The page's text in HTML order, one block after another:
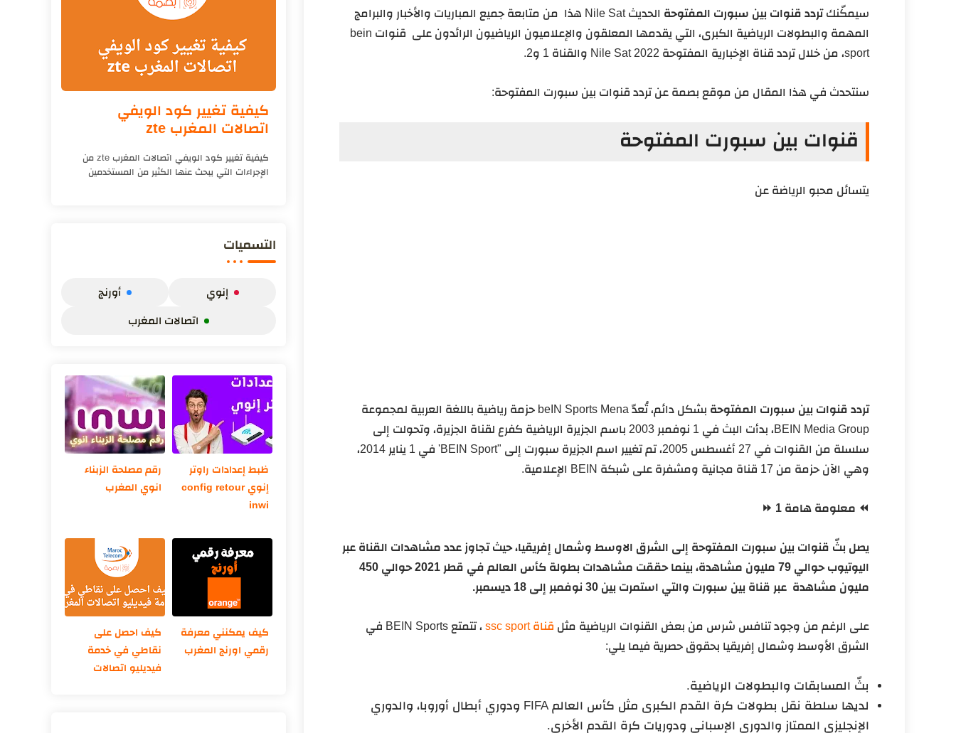
شراء الحقوق من قنوات بين الرياضية
مؤسس قنوات بين سبورت المفتوحة
نهاية المقال
سيمكّنكتردد قنوات بين سبورت المفتوحة
الحديث Nile Sat هذا من متابعة جميع المباريات والأخبار والبرامج
المهمة والبطولات الرياضية الكبرى، التي يقدمها المعلقون والإعلاميون الرياضيون الرائدون على قنوات bein
sport، من خلال تردد قناة الإخبارية المفتوحة 2022 Nile Sat والقناة 1 و2.
سنتحدث في هذا المقال من موقع بصمة عن تردد قنوات بين سبورت المفتوحة:
قنوات بين سبورت المفتوحة
يتسائل محبو الرياضة عن
تردد قنوات بين سبورت المفتوحة بشكل دائم، تُعدّ
beIN Sports Mena حزمة رياضية باللغة العربية لمجموعة
BEIN Media Group، بدأت البث في 1 نوفمبر 2003 باسم الجزيرة الرياضية كفرع لقناة الجزيرة، وتحولت إلى
سلسلة من القنوات في 27 أغسطس 2005، تم تغيير اسم الجزيرة سبورت إلى "BEIN Sport' في 1 يناير 2014،
وهي الآن حزمة من 17 قناة مجانية ومشفرة على شبكة BEIN الإعلامية.
⏪ معلومة هامة 1 ⏩
يصل بثّ قنوات بين سبورت المفتوحة إلى الشرق الاوسط وشمال إفريقيا، حيث تجاوز عدد مشاهدات القناة عبر
اليوتيوب حوالي 79 مليون مشاهدة، بينما حققت مشاهدات بطولة كأس العالم في قطر 2021 حوالي 450
مليون مشاهدة عبر قناة بين سبورت والتي استمرت بين 30 نوفمبر إلى 18 ديسمبر.
على الرغم من وجود تنافس شرس من بعض القنوات الرياضية مثل قناة ssc sport
، تتمتع BEIN Sports في
الشرق الأوسط وشمال إفريقيا بحقوق حصرية فيما يلي:
بثّ المسابقات والبطولات الرياضية.
لديها سلطة نقل بطولات كرة القدم الكبرى مثل كأس العالم FIFA ودوري أبطال أوروبا، والدوري
الإنجليزي الممتاز والدوري الإسباني ودوريات كرة القدم الأخرى.
كيفية تغيير كود الويفي
اتصالات المغرب zte
كيفية تغيير كود الويفي اتصالات المغرب zte من
الإجراءات التي يبحث عنها الكثير من المستخدمين
التسميات
إنوي أورنج
اتصالات المغرب
ظبط إعدادات راوتر
إنوي config retour
inwi
رقم مصلحة الزبناء
انوي المغرب
كيف يمكنني معرفة
رقمي اورنج المغرب
كيف احصل على
نقاطي في خدمة
فيديليو اتصالات